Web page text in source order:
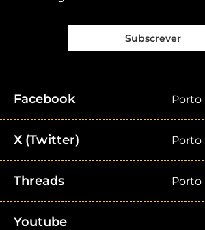
Subscrever
Facebook Porto
X (Twitter) Porto
Threads Porto
Youtube